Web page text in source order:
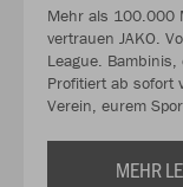
Mehr als 100.000
vertrauen JAKO.
League.
Profitiert ab sofort
Verein, eurem
MEHR